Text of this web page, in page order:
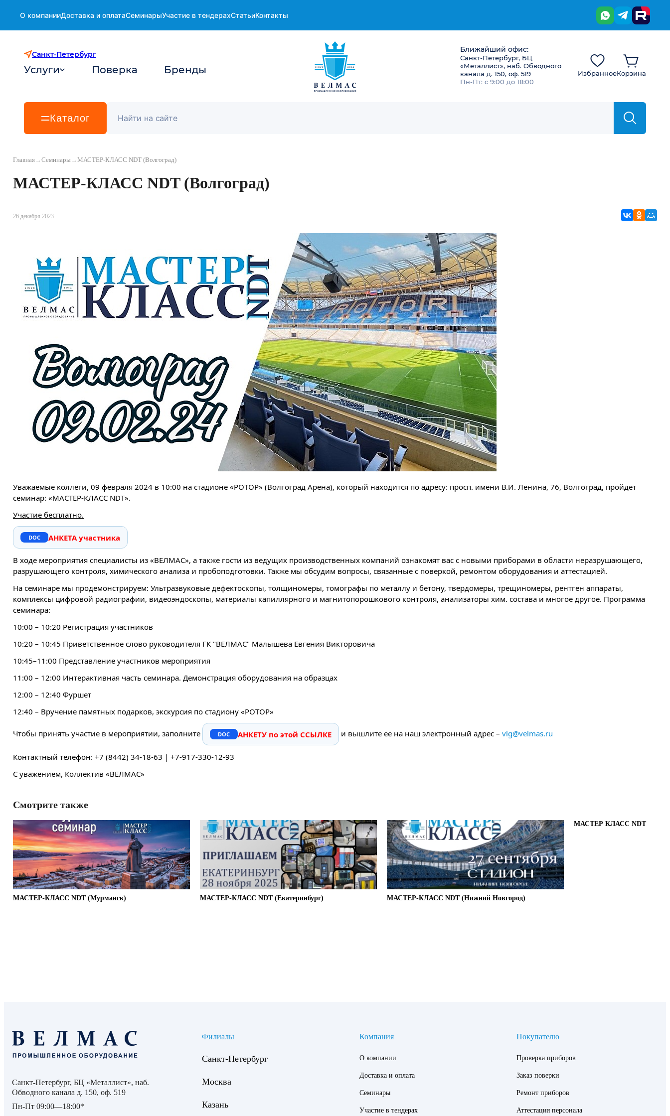
О компанииДоставка и оплатаСеминарыУчастие в тендерахСтатьиКонтакты
Санкт-Петербург
Услуги Поверка Бренды
Ближайший офис:
Санкт-Петербург, БЦ
«Металлист», наб. Обводного
канала д. 150, оф. 519
Пн-Пт: с 9:00 до 18:00
ИзбранноеКорзина
Каталог
Главная→ Семинары → МАСТЕР-КЛАСС NDT (Волгоград)
МАСТЕР-КЛАСС NDT (Волгоград)
26 декабря 2023 ВКонтакте
Мой
Уважаемые коллеги, 09 февраля 2024 в 10:00 на стадионе «РОТОР» (Волгоград Арена), который находится по адресу: просп. имени В.И. Ленина, 76, Волгоград, пройдет
семинар: «МАСТЕР-КЛАСС NDT».
Участие бесплатно.
АНКЕТА участника
В ходе мероприятия специалисты из «ВЕЛМАС», а также гости из ведущих производственных компаний ознакомят вас с новыми приборами в области неразрушающего,
разрушающего контроля, химического анализа и пробоподготовки. Также мы обсудим вопросы, связанные с поверкой, ремонтом оборудования и аттестацией.
На семинаре мы продемонстрируем: Ультразвуковые дефектоскопы, толщиномеры, томографы по металлу и бетону, твердомеры, трещиномеры, рентген аппараты,
комплексы цифровой радиографии, видеоэндоскопы, материалы капиллярного и магнитопорошкового контроля, анализаторы хим. состава и многое другое. Программа
семинара:
10:00 – 10:20 Регистрация участников
10:20 – 10:45 Приветственное слово руководителя ГК "ВЕЛМАС" Малышева Евгения Викторовича
10:45–11:00 Представление участников мероприятия
11:00 – 12:00 Интерактивная часть семинара. Демонстрация оборудования на образцах
12:00 – 12:40 Фуршет
12:40 – Вручение памятных подарков, экскурсия по стадиону «РОТОР»
Чтобы принять участие в мероприятии, заполните АНКЕТУ по этой ССЫЛКЕ и вышлите ее на наш электронный адрес – vlg@velmas.ru
Контактный телефон: +7 (8442) 34-18-63 | +7-917-330-12-93
С уважением, Коллектив «ВЕЛМАС»
Смотрите также
МАСТЕР-КЛАСС NDT (Мурманск) МАСТЕР-КЛАСС NDT (Екатеринбург) МАСТЕР-КЛАСС NDT (Нижний Новгород)
МАСТЕР КЛАСС NDT
Санкт-Петербург, БЦ «Металлист», наб.
Обводного канала д. 150, оф. 519
Пн-Пт 09:00—18:00*
Филиалы
Санкт-Петербург
Москва
Казань
Компания
О компании
Доставка и оплата
Семинары
Участие в тендерах
Покупателю
Проверка приборов
Заказ поверки
Ремонт приборов
Аттестация персонала